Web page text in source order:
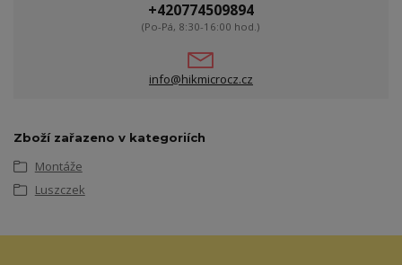
+420774509894
(Po-Pá, 8:30-16:00 hod.)
info@hikmicrocz.cz
Zboží zařazeno v kategoriích
Montáže
Luszczek